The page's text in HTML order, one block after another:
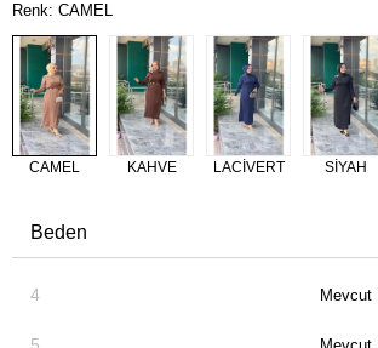
Renk: CAMEL
CAMEL KAHVE LACİVERT SİYAH
Beden
4 Mevcut